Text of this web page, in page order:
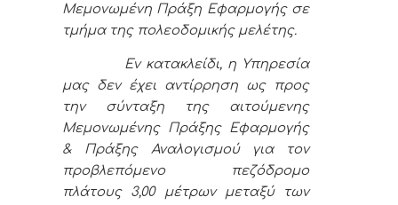
Μεμονωμένη Πράξη Εφαρμογής σε
τμήμα της πολεοδομικής μελέτης.
Εν κατακλείδι, η Υπηρεσία
μας δεν έχει αντίρρηση ως προς
την σύνταξη της αιτούμενης
Μεμονωμένης Πράξης Εφαρμογής
& Πράξης Αναλογισμού για τον
προβλεπόμενο πεζόδρομο
πλάτους 3,00 μέτρων μεταξύ των